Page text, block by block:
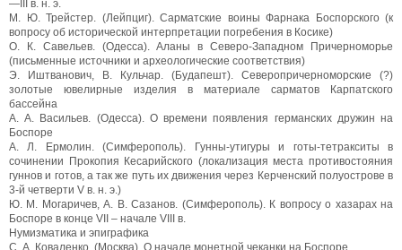
—III в. н. э.
М. Ю. Трейстер. (Лейпциг). Сарматские воины Фарнака Боспорского (к
вопросу об исторической интерпретации погребения в Косике)
О. К. Савельев. (Одесса). Аланы в Северо-Западном Причерноморье
(письменные источники и археологические соответствия)
Э. Иштванович, В. Кульчар. (Будапешт). Северопричерноморские (?)
золотые ювелирные изделия в материале сарматов Карпатского
бассейна
А. А. Васильев. (Одесса). О времени появления германских дружин на
Боспоре
А. Л. Ермолин. (Симферополь). Гунны-утигуры и готы-тетракситы в
сочинении Прокопия Кесарийского (локализация места противостояния
гуннов и готов, а так же путь их движения через Керченский полуострове в
3-й четверти V в. н. э.)
Ю. М. Могаричев, А. В. Сазанов. (Симферополь). К вопросу о хазарах на
Боспоре в конце VII – начале VIII в.
Нумизматика и эпиграфика
С. А. Коваленко. (Москва). О начале монетной чеканки на Боспоре